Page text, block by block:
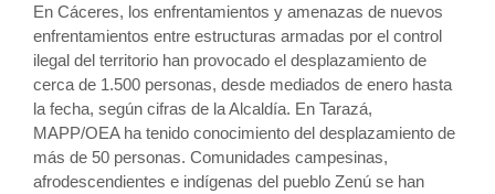
En Cáceres, los enfrentamientos y amenazas de nuevos
enfrentamientos entre estructuras armadas por el control
ilegal del territorio han provocado el desplazamiento de
cerca de 1.500 personas, desde mediados de enero hasta
la fecha, según cifras de la Alcaldía. En Tarazá,
MAPP/OEA ha tenido conocimiento del desplazamiento de
más de 50 personas. Comunidades campesinas,
afrodescendientes e indígenas del pueblo Zenú se han